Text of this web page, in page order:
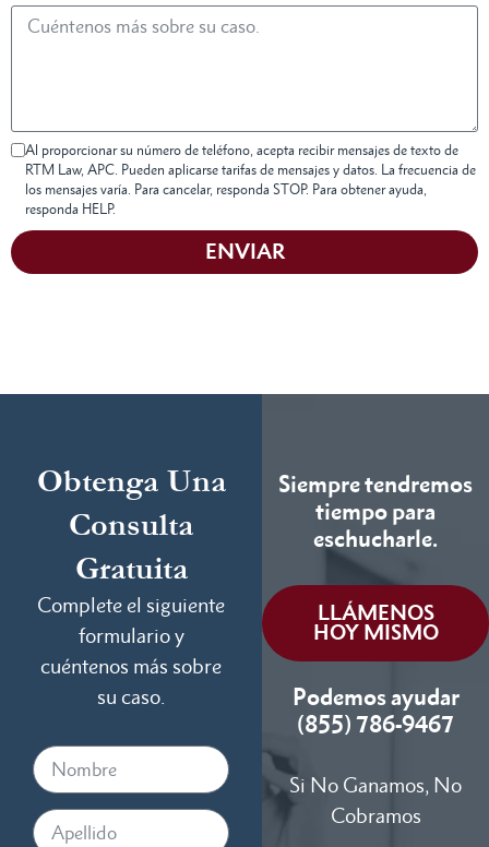
Al proporcionar su número de teléfono, acepta recibir mensajes de texto de
RTM Law, APC. Pueden aplicarse tarifas de mensajes y datos. La frecuencia de
los mensajes varía. Para cancelar, responda STOP. Para obtener ayuda,
responda HELP.
ENVIAR
Obtenga Una
Consulta
Gratuita
Complete el siguiente
formulario y
cuéntenos más sobre
su caso.
Siempre tendremos
tiempo para
eschucharle.
LLÁMENOS
HOY MISMO
Podemos ayudar
(855) 786-9467
Si No Ganamos, No
Cobramos